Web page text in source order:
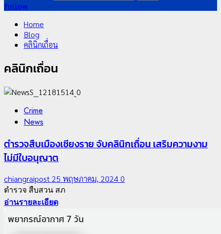
follow
Home
Blog
คลินิกเถื่อน
คลินิกเถื่อน
Crime
News
ตำรวจสืบเมืองเชียงราย จับคลินิกเถื่อน เสริมความงาม
ไม่มีใบอนุญาต
chiangraipost25 พฤษภาคม, 20240
ตำรวจ สืบสวน สภ
อ่านรายละเอียด